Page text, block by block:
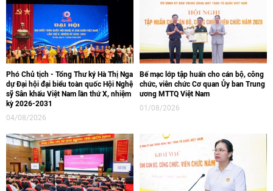
Phó Chủ tịch - Tổng Thư ký Hà Thị Nga
dự Đại hội đại biểu toàn quốc Hội Nghệ
sỹ Sân khấu Việt Nam lần thứ X, nhiệm
kỳ 2026-2031
04/08/2026
Bế mạc lớp tập huấn cho cán bộ, công
chức, viên chức Cơ quan Ủy ban Trung
ương MTTQ Việt Nam
01/08/2026